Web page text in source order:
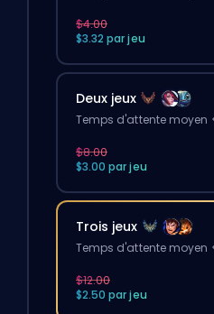
$4.00
$3.32 par jeu
Deux jeux
Temps d'attente moyen
$8.00
$3.00 par jeu
Trois jeux
Temps d'attente moyen
$12.00
$2.50 par jeu